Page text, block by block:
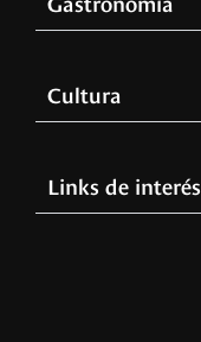
Cultura
Links de interés